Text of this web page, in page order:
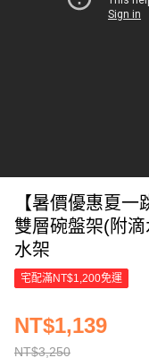
【暑價優惠夏
雙層碗盤架(附
水架
宅配滿NT$1,200免運
NT$3,250
NT$1,139